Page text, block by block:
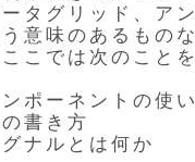
ー タ グ リ ッ ド 、 ア ン
う 意 味 の あ る も の な
こ こ で は 次 の こ と を
ン ポ ー ネ ン ト の使 い
の書 き 方
グナ ル と は 何 か